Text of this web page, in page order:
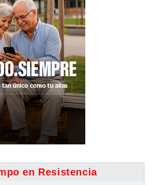
en Resistencia